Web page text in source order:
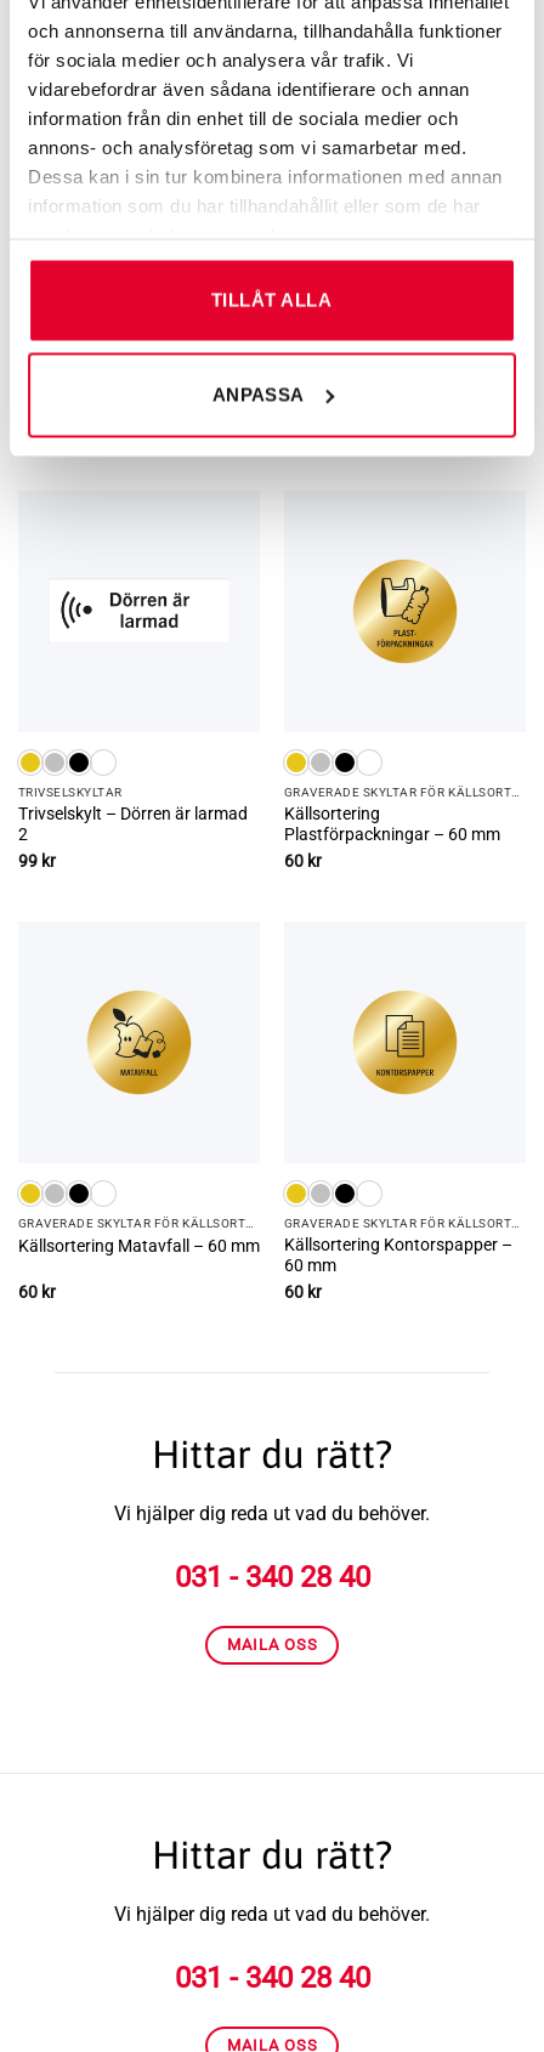
och annonserna till användarna, tillhandahålla funktioner
för sociala medier och analysera vår trafik. Vi
vidarebefordrar även sådana identifierare och annan
information från din enhet till de sociala medier och
annons- och analysföretag som vi samarbetar med.
Dessa kan i sin tur kombinera informationen med annan
information som du har tillhandahållit eller som de har
TILLÅT ALLA
ANPASSA
Pappersförpackningar – 60 mm
60
larmsymbol
TRIVSEL­SKYLTAR
Trivselskylt – Dörren är larmad
2
99 kr
Källsortering
Plastförpackningar – 60 mm
60 kr
GRAVERADE SKYLTAR FÖR KÄLLSORTERING
Källsortering Matavfall – 60 mm
60 kr
GRAVERADE SKYLTAR FÖR KÄLLSORTERING
Källsortering Kontorspapper –
60 mm
60 kr
Hittar du rätt?
Vi hjälper dig reda ut vad du behöver.
031 - 340 28 40
MAILA OSS
Hittar du rätt?
Vi hjälper dig reda ut vad du behöver.
031 - 340 28 40
MAILA OSS